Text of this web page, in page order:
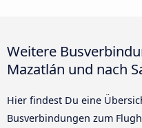
Weitere
Mazatlán und nach
Hier findest Du eine
Busverbindungen zum